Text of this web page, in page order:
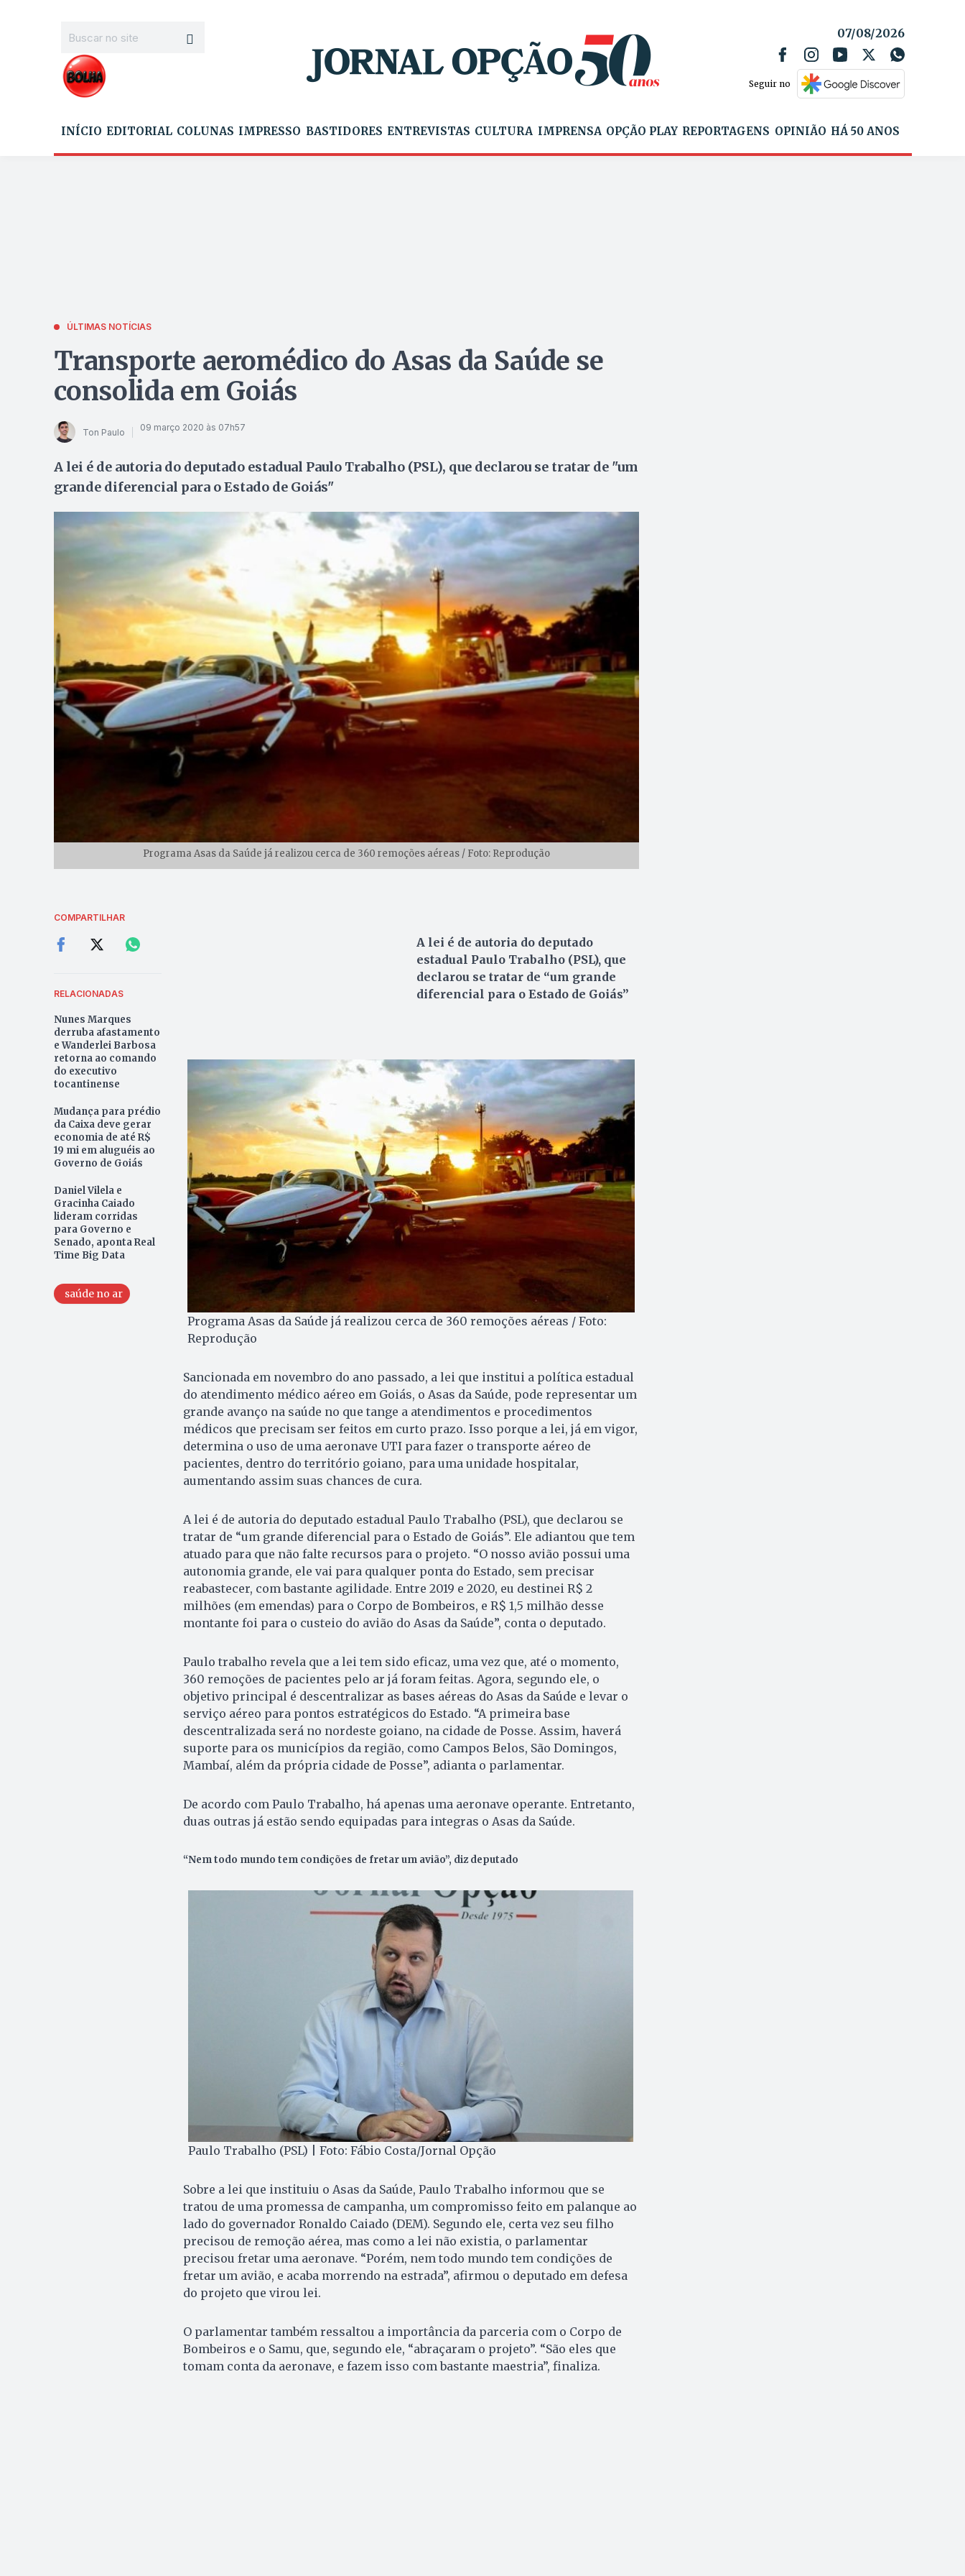
07/08/2026
Seguir no
INÍCIO EDITORIAL COLUNAS IMPRESSO BASTIDORES ENTREVISTAS CULTURA IMPRENSA OPÇÃO PLAY REPORTAGENS OPINIÃO HÁ 50 ANOS
ÚLTIMAS NOTÍCIAS
Transporte aeromédico do Asas da Saúde se
consolida em Goiás
Ton Paulo 09 março 2020 às 07h57
A lei é de autoria do deputado estadual Paulo Trabalho (PSL), que declarou se tratar de "um
grande diferencial para o Estado de Goiás"
Programa Asas da Saúde já realizou cerca de 360 remoções aéreas / Foto: Reprodução
COMPARTILHAR
RELACIONADAS
Nunes Marques
derruba afastamento
e Wanderlei Barbosa
retorna ao comando
do executivo
tocantinense
Mudança para prédio
da Caixa deve gerar
economia de até R$
19 mi em aluguéis ao
Governo de Goiás
Daniel Vilela e
Gracinha Caiado
lideram corridas
para Governo e
Senado, aponta Real
Time Big Data
saúde no ar
A lei é de autoria do deputado
estadual Paulo Trabalho (PSL), que
declarou se tratar de “um grande
diferencial para o Estado de Goiás”
Programa Asas da Saúde já realizou cerca de 360 remoções aéreas / Foto:
Reprodução
Sancionada em novembro do ano passado, a lei que institui a política estadual
do atendimento médico aéreo em Goiás, o Asas da Saúde, pode representar um
grande avanço na saúde no que tange a atendimentos e procedimentos
médicos que precisam ser feitos em curto prazo. Isso porque a lei, já em vigor,
determina o uso de uma aeronave UTI para fazer o transporte aéreo de
pacientes, dentro do território goiano, para uma unidade hospitalar,
aumentando assim suas chances de cura.
A lei é de autoria do deputado estadual Paulo Trabalho (PSL), que declarou se
tratar de “um grande diferencial para o Estado de Goiás”. Ele adiantou que tem
atuado para que não falte recursos para o projeto. “O nosso avião possui uma
autonomia grande, ele vai para qualquer ponta do Estado, sem precisar
reabastecer, com bastante agilidade. Entre 2019 e 2020, eu destinei R$ 2
milhões (em emendas) para o Corpo de Bombeiros, e R$ 1,5 milhão desse
montante foi para o custeio do avião do Asas da Saúde”, conta o deputado.
Paulo trabalho revela que a lei tem sido eficaz, uma vez que, até o momento,
360 remoções de pacientes pelo ar já foram feitas. Agora, segundo ele, o
objetivo principal é descentralizar as bases aéreas do Asas da Saúde e levar o
serviço aéreo para pontos estratégicos do Estado. “A primeira base
descentralizada será no nordeste goiano, na cidade de Posse. Assim, haverá
suporte para os municípios da região, como Campos Belos, São Domingos,
Mambaí, além da própria cidade de Posse”, adianta o parlamentar.
De acordo com Paulo Trabalho, há apenas uma aeronave operante. Entretanto,
duas outras já estão sendo equipadas para integras o Asas da Saúde.
“Nem todo mundo tem condições de fretar um avião”, diz deputado
Paulo Trabalho (PSL) | Foto: Fábio Costa/Jornal Opção
Sobre a lei que instituiu o Asas da Saúde, Paulo Trabalho informou que se
tratou de uma promessa de campanha, um compromisso feito em palanque ao
lado do governador Ronaldo Caiado (DEM). Segundo ele, certa vez seu filho
precisou de remoção aérea, mas como a lei não existia, o parlamentar
precisou fretar uma aeronave. “Porém, nem todo mundo tem condições de
fretar um avião, e acaba morrendo na estrada”, afirmou o deputado em defesa
do projeto que virou lei.
O parlamentar também ressaltou a importância da parceria com o Corpo de
Bombeiros e o Samu, que, segundo ele, “abraçaram o projeto”. “São eles que
tomam conta da aeronave, e fazem isso com bastante maestria”, finaliza.